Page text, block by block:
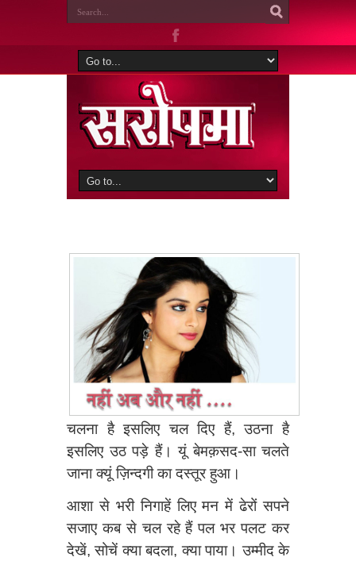
चलना है इसलिए चल दिए हैं, उठना है
इसलिए उठ पड़े हैं। यूं बेमक़सद-सा चलते
जाना क्‍यूं ज़िन्दगी का दस्तूर हुआ।
आशा से भरी निगाहें लिए मन में ढेरों सपने
सजाए कब से चल रहे हैं पल भर पलट कर
देखें, सोचें क्या बदला, क्या पाया। उम्मीद के